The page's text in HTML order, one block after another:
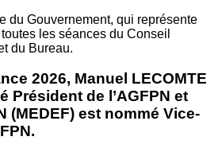
du Gouvernement, qui représente
toutes les séances du Conseil
du Bureau.
2026, Manuel LECOMTE
Président de l’AGFPN et
(MEDEF) est nommé Vice-